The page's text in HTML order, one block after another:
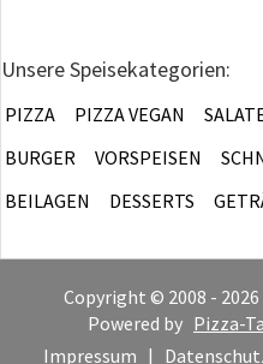
Unsere Speisekategorien:
PIZZA PIZZA VEGAN
BURGER
VORSPEISEN
BEILAGEN
DESSERTS
Copyright © 2008 -
Powered by Pizza-
Impressum |